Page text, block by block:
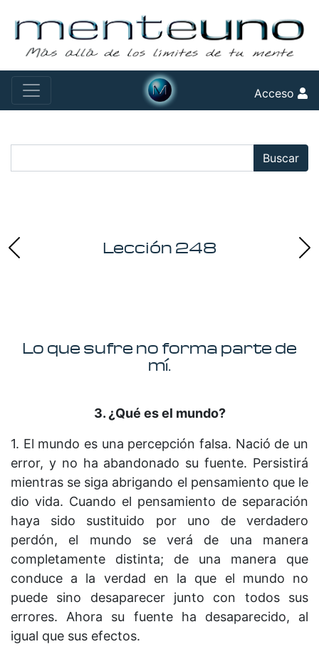
Acceso
Buscar
Lección 248
Lo que sufre no forma parte de
mí.
3. ¿Qué es el mundo?
1. El mundo es una percepción falsa. Nació de un
error, y no ha abandonado su fuente. Persistirá
mientras se siga abrigando el pensamiento que le
dio vida. Cuando el pensamiento de separación
haya sido sustituido por uno de verdadero
perdón, el mundo se verá de una manera
completamente distinta; de una manera que
conduce a la verdad en la que el mundo no
puede sino desaparecer junto con todos sus
errores. Ahora su fuente ha desaparecido, al
igual que sus efectos.